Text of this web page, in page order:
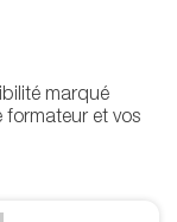
marqué
formateur et vos